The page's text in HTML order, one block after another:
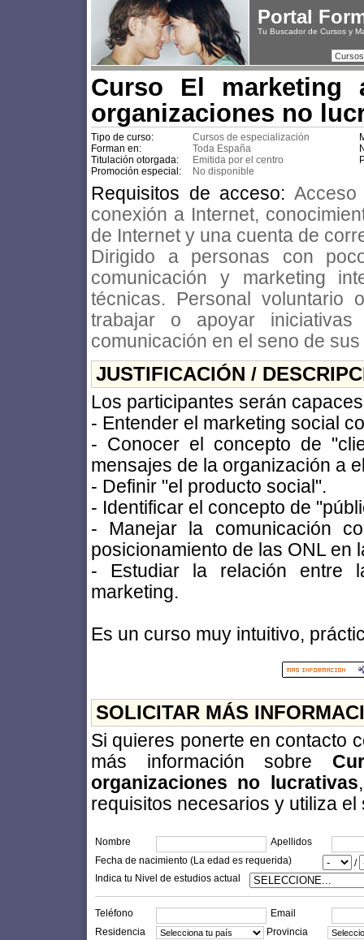
Portal
Tu Buscador de Cursos y
Curso El marketing
organizaciones no
Tipo de curso: Cursos de especialización
Forman en:
Toda España
Titulación otorgada:
Emitida por el centro
Promoción especial:
No disponible
Requisitos de acceso:
conexión a Internet,
de Internet y una cuenta de
Dirigido a personas con
comunicación y marketing
técnicas. Personal voluntario
trabajar o apoyar
comunicación en el seno de
JUSTIFICACIÓN /
Los participantes serán
- Entender el marketing social
- Conocer el concepto de
mensajes de la organización a
- Definir "el producto social".
- Identificar el concepto de
- Manejar la comunicación
posicionamiento de las ONL en
- Estudiar la relación entre
marketing.
Es un curso muy intuitivo,
SOLICITAR MÁS
Si quieres ponerte en contacto
más información sobre
organizaciones no lucrativas
requisitos necesarios y utiliza el
Nombre
Apellidos
Fecha de nacimiento (La edad es requerida)
/
Indica tu Nivel de estudios actual
Teléfono
Email
Residencia
Provincia